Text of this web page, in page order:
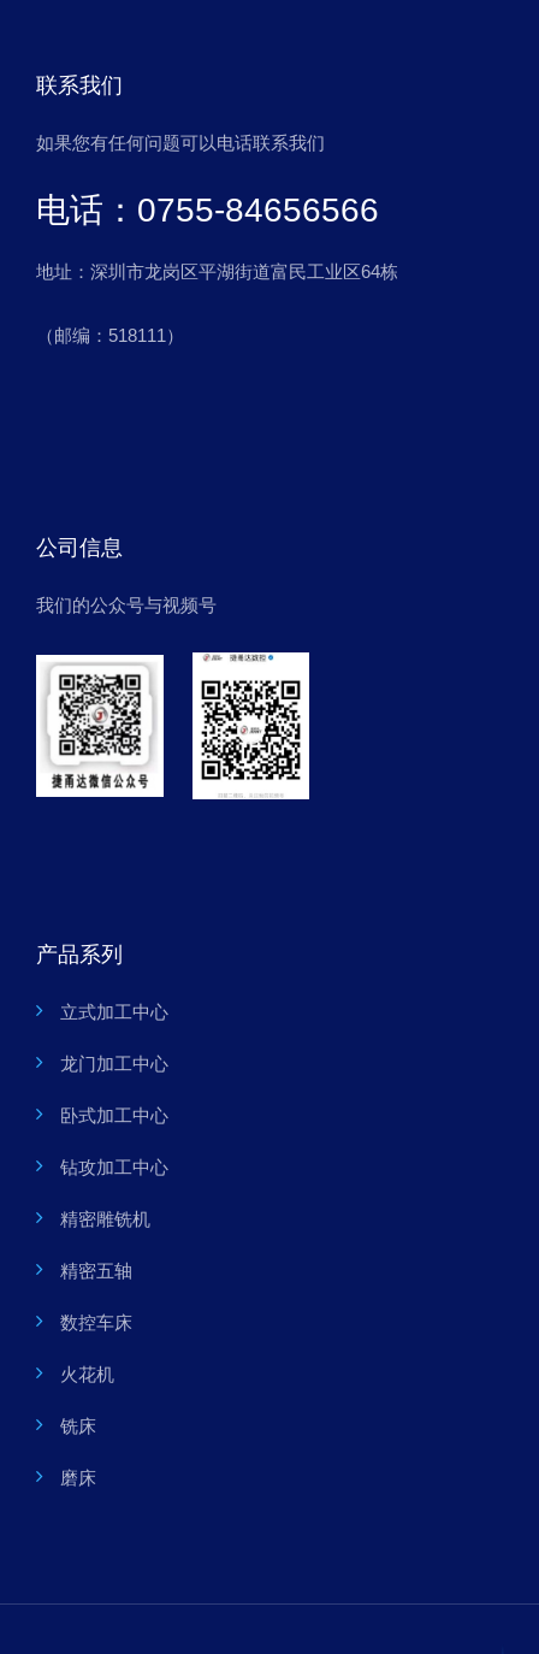
联系我们
如果您有任何问题可以电话联系我们
电话：0755-84656566
地址：深圳市龙岗区平湖街道富民工业区64栋
（邮编：518111）
公司信息
我们的公众号与视频号
产品系列
立式加工中心
龙门加工中心
卧式加工中心
钻攻加工中心
精密雕铣机
精密五轴
数控车床
火花机
铣床
磨床